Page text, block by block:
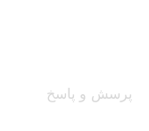
پرسش و پاسخ